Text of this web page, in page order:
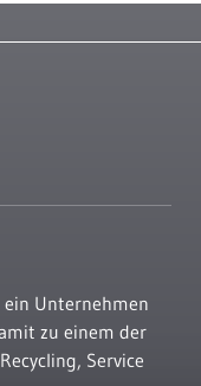
ein Unternehmen
zu einem der
Service